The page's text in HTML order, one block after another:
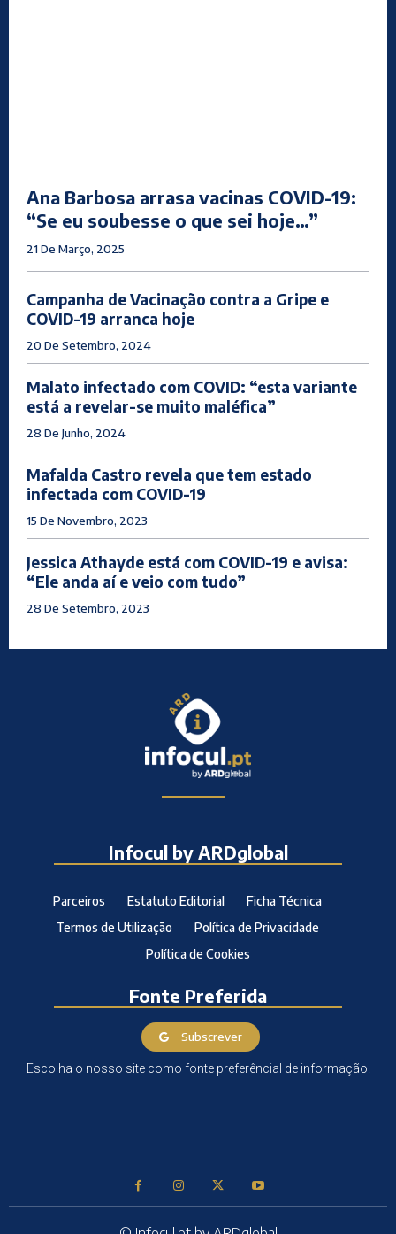
Ana Barbosa arrasa vacinas COVID-19:
“Se eu soubesse o que sei hoje…”
21 De Março, 2025
Campanha de Vacinação contra a Gripe e
COVID-19 arranca hoje
20 De Setembro, 2024
Malato infectado com COVID: “esta variante
está a revelar-se muito maléfica”
28 De Junho, 2024
Mafalda Castro revela que tem estado
infectada com COVID-19
15 De Novembro, 2023
Jessica Athayde está com COVID-19 e avisa:
“Ele anda aí e veio com tudo”
28 De Setembro, 2023
Infocul by ARDglobal
Parceiros Estatuto Editorial
Ficha Técnica
Termos de Utilização
Política de Privacidade
Política de Cookies
Fonte Preferida
Subscrever
Escolha o nosso site como fonte preferêncial de informação.